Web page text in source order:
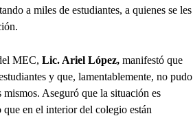
a miles de estudiantes, a quienes se les
MEC, Lic. Ariel López, manifestó que
y que, lamentablemente, no pudo
Aseguró que la situación es
en el interior del colegio están